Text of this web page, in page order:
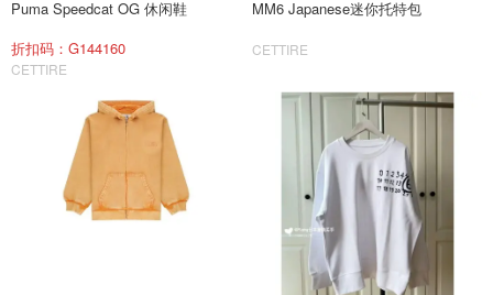
Puma Speedcat OG 休闲鞋
折扣码：G144160
CETTIRE
MM6 Japanese迷你托特包
CETTIRE